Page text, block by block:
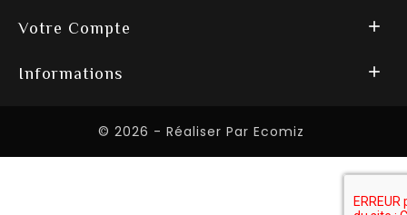
Votre Compte 
Informations 
© 2026 - Réaliser Par Ecomiz